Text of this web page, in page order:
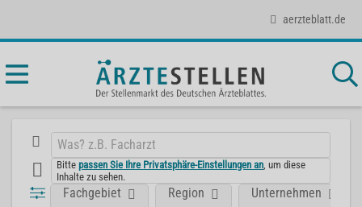
aerzteblatt.de
Bittepassen Sie Ihre Privatsphäre-Einstellungen an , um diese
Inhalte zu sehen.
Fachgebiet Region Unternehmen